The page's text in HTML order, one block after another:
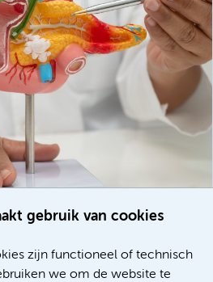
gebruik van cookies
zijn functioneel of technisch
we om de website te
verbeteren